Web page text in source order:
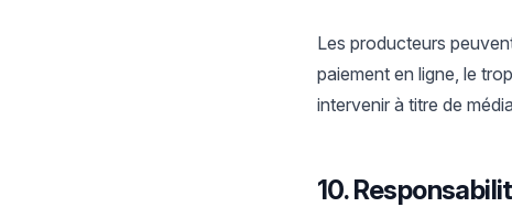
Les producteurs
paiement en ligne, le
intervenir à titre de
10.